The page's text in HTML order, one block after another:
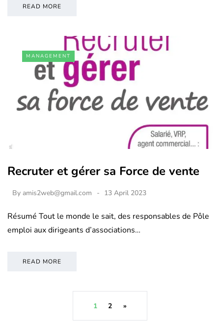
READ MORE
MANAGEMENT
Recruter et gérer sa Force de vente
By amis2web@gmail.com 13 April 2023
Résumé Tout le monde le sait, des responsables de Pôle
emploi aux dirigeants d’associations…
READ MORE
1 2 »